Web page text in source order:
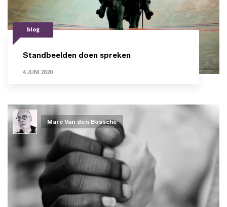
blog
Standbeelden doen spreken
4 JUNI 2020
Marc Van den Bossche